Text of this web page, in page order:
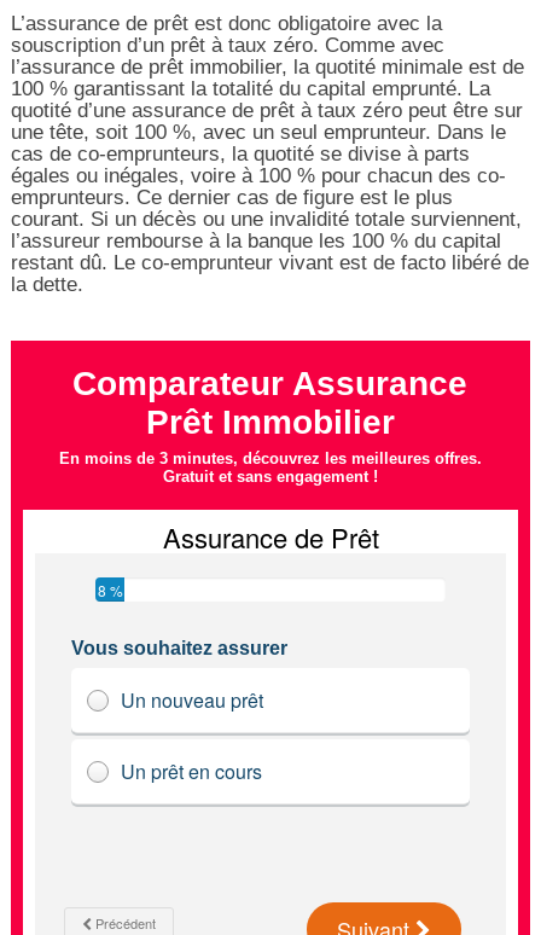
L’assurance de prêt est donc obligatoire avec la
souscription d’un prêt à taux zéro. Comme avec
l’assurance de prêt immobilier, la quotité minimale est de
100 % garantissant la totalité du capital emprunté. La
quotité d’une assurance de prêt à taux zéro peut être sur
une tête, soit 100 %, avec un seul emprunteur. Dans le
cas de co-emprunteurs, la quotité se divise à parts
égales ou inégales, voire à 100 % pour chacun des co-
emprunteurs. Ce dernier cas de figure est le plus
courant. Si un décès ou une invalidité totale surviennent,
l’assureur rembourse à la banque les 100 % du capital
restant dû. Le co-emprunteur vivant est de facto libéré de
la dette.
Comparateur Assurance
Prêt Immobilier
En moins de 3 minutes, découvrez les meilleures offres.
Gratuit et sans engagement !